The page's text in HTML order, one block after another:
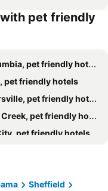
pet friendly
pet friendly hotels
pet friendly hotels
pet friendly hotels
pet friendly hotels
pet friendly hotels
Sheffield